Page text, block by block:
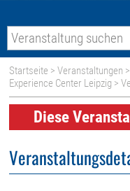
Startseite >Veranstaltungen >
Experience Center Leipzig >
Diese